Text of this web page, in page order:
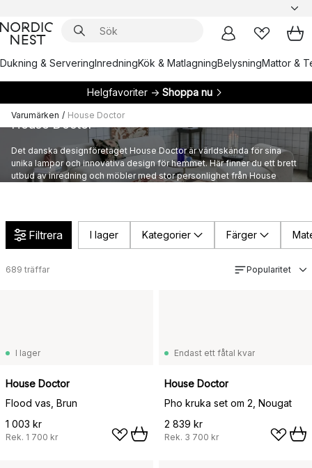
Dukning & ServeringInredningKök & MatlagningBelysningMattor &
Helgfavoriter → Shoppa nu
Varumärken / House Doctor
House Doctor
Det danska designföretaget House Doctor är världskända för sina
unika lampor och innovativa design för hemmet. Här finner du ett brett
utbud av inredning och möbler med stor personlighet från House
Filtrera I lager Kategorier Färger
689 träffar Popularitet
I lager
House Doctor
Flood vas, Brun
1 003 kr
Rek. 1 700 kr
Endast ett fåtal kvar
House Doctor
Pho kruka set om 2, Nougat
2 839 kr
Rek. 3 700 kr